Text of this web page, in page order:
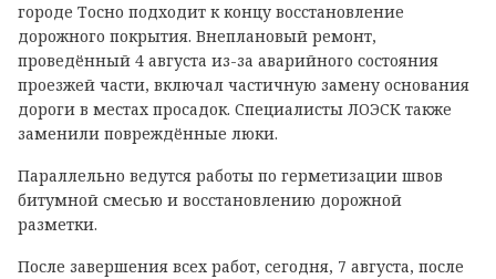
городе Тосно подходит к концу восстановление
дорожного покрытия. Внеплановый ремонт,
проведённый 4 августа из-за аварийного состояния
проезжей части, включал частичную замену основания
дороги в местах просадок. Специалисты ЛОЭСК также
заменили повреждённые люки.
Параллельно ведутся работы по герметизации швов
битумной смесью и восстановлению дорожной
разметки.
После завершения всех работ, сегодня, 7 августа, после